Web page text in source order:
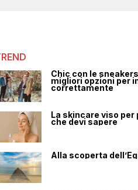
Chic con le
migliori opzioni per
correttamente
La skincare viso
che devi sapere
Alla scoperta